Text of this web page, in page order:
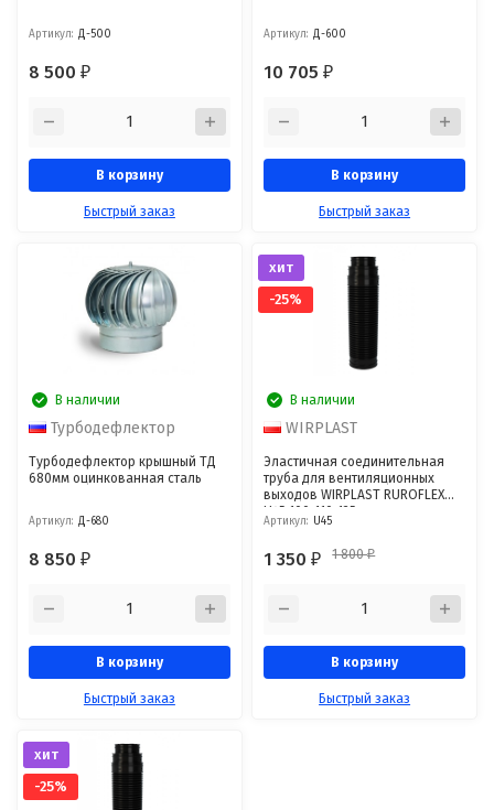
Артикул: Д-500
8 500₽
В корзину
Быстрый заказ
Артикул: Д-600
10 705₽
В корзину
Быстрый заказ
В наличии
Турбодефлектор
Турбодефлектор крышный ТД
680мм оцинкованная сталь
Артикул: Д-680
8 850₽
В корзину
Быстрый заказ
хит
-25%
В наличии
WIRPLAST
Эластичная соединительная
труба для вентиляционных
выходов WIRPLAST RUROFLEX
U45 100-110-125
Артикул: U45
1 350₽ 1 800₽
В корзину
Быстрый заказ
хит
-25%